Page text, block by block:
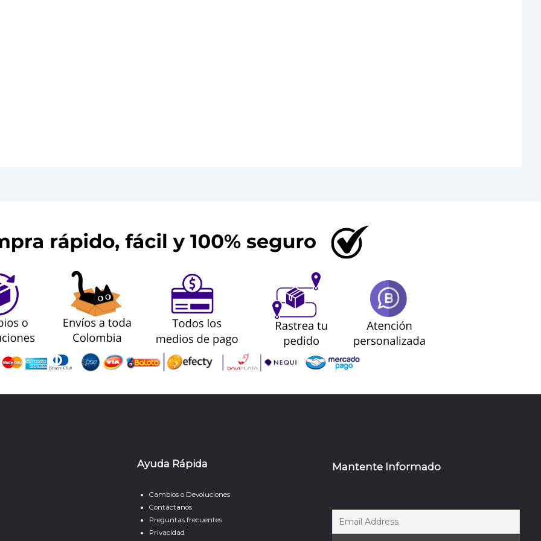
Ayuda Rápida
Cambios o Devoluciones
Contáctanos
Preguntas frecuentes
Privacidad
Mantente Informado